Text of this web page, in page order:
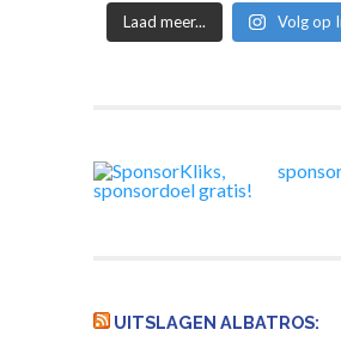
Laad meer... Volg op
UITSLAGEN ALBATROS: